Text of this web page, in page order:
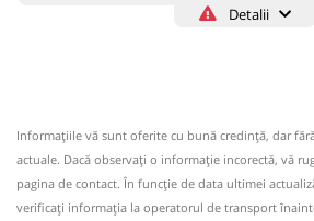
Detalii
Circulă doar luni, marți, miercuri, joi
Nu a circulat?Semnalați aici
NOU!Pune poze din călătoria ta⤣
Informaţiile vă sunt oferite cu bună credinţă, dar
actuale. Dacă observați o informaţie incorectă, vă
pagina de contact. În funcție de data ultimei
verificaţi informaţia la operatorul de transport